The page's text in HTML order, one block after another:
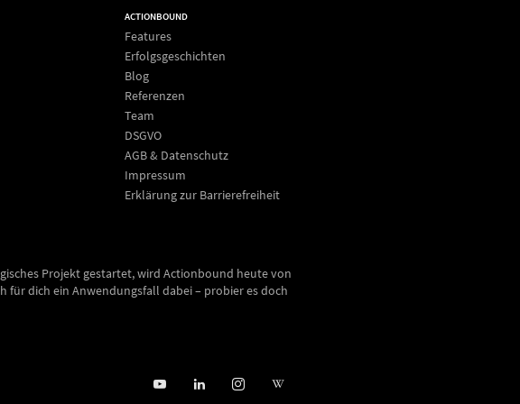
ACTIONBOUND
Features
Erfolgsgeschichten
Blog
Referenzen
Team
DSGVO
AGB & Datenschutz
Impressum
Erklärung zur Barrierefreiheit
Projekt gestartet, wird Actionbound heute von
für dich ein Anwendungsfall dabei – probier es doch